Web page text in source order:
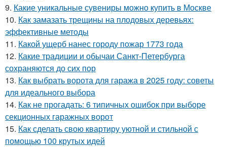
9. Какие уникальные сувениры можно купить в Москве
10. Как замазать трещины на плодовых деревьях:
эффективные методы
11. Какой ущерб нанес городу пожар 1773 года
12. Какие традиции и обычаи Санкт-Петербурга
сохраняются до сих пор
13. Как выбрать ворота для гаража в 2025 году: советы
для идеального выбора
14. Как не прогадать: 6 типичных ошибок при выборе
секционных гаражных ворот
15. Как сделать свою квартиру уютной и стильной с
помощью 100 крутых идей